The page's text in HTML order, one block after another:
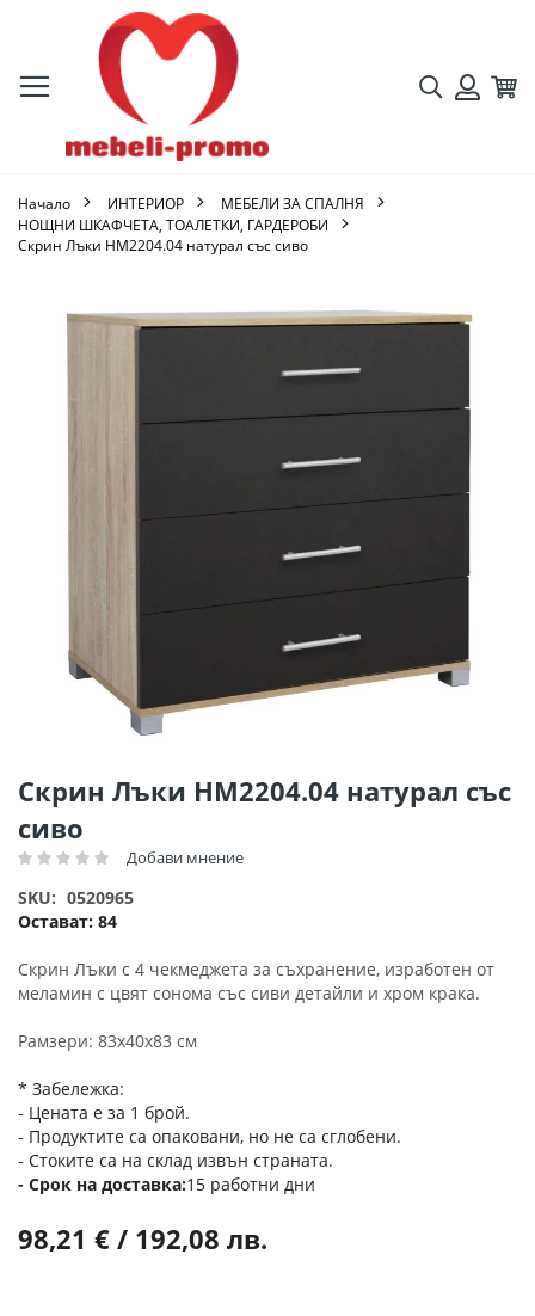
Търсене
Начало ИНТЕРИОР
МЕБЕЛИ ЗА СПАЛНЯ
НОЩНИ ШКАФЧЕТА, ТОАЛЕТКИ, ГАРДЕРОБИ
Скрин Лъки HM2204.04 натурал със сиво
Скрин Лъки HM2204.04 натурал със
сиво
Рейтинг: Добави мнение
Остават: 84
SKU 0520965
Скрин Лъки с 4 чекмеджета за съхранение, изработен от
меламин с цвят сонома със сиви детайли и хром крака.
Рамзери: 83x40x83 см
* Забележка:
- Цената е за 1 брой.
- Продуктите са опаковани, но не са сглобени.
- Стоките са на склад извън страната.
Срок на доставка 15 работни дни
98,21 € / 192,08 лв.
изображенията
Преминете
към
началото
на
със
снимки